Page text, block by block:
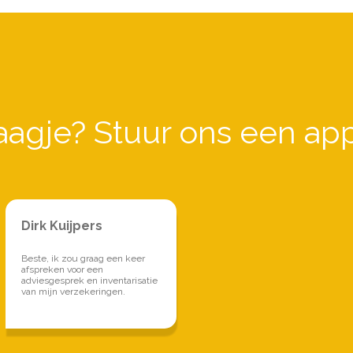
Stuur ons een
Dirk Kuijpers
Beste, ik zou graag een keer
afspreken voor een
adviesgesprek en inventarisatie
van mijn verzekeringen.